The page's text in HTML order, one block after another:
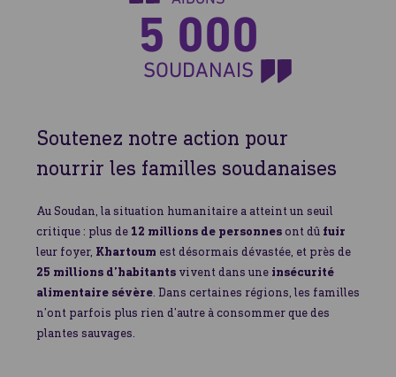
5 000
SOUDANAIS
Soutenez notre action pour
nourrir les familles soudanaises
Au Soudan, la situation humanitaire a atteint un seuil
critique : plus de 12 millions de personnesont dû fuir
leur foyer, Khartoum est désormais dévastée, et près de
25 millions d’habitantsvivent dans une insécurité
alimentaire sévère. Dans certaines régions, les familles
n’ont parfois plus rien d’autre à consommer que des
plantes sauvages.